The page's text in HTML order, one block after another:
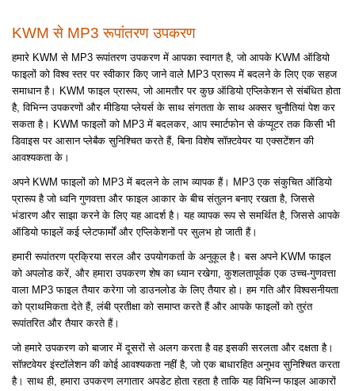
KWM से MP3 रूपांतरण उपकरण
हमारे KWM से MP3 रूपांतरण उपकरण में आपका स्वागत है, जो आपके KWM ऑडियो
फाइलों को विश्व स्तर पर स्वीकार किए जाने वाले MP3 प्रारूप में बदलने के लिए एक सहज
समाधान है। KWM फाइल प्रारूप, जो आमतौर पर कुछ ऑडियो एप्लिकेशन से संबंधित होता
है, विभिन्न उपकरणों और मीडिया प्लेयर्स के साथ संगतता के साथ अक्सर चुनौतियां पेश कर
सकता है। KWM फाइलों को MP3 में बदलकर, आप स्मार्टफोन से कंप्यूटर तक किसी भी
डिवाइस पर आसान प्लेबैक सुनिश्चित करते हैं, बिना विशेष सॉफ़्टवेयर या एक्सटेंशन की
आवश्यकता के।
अपने KWM फाइलों को MP3 में बदलने के लाभ व्यापक हैं। MP3 एक संकुचित ऑडियो
प्रारूप है जो ध्वनि गुणवत्ता और फाइल आकार के बीच संतुलन बनाए रखता है, जिससे
भंडारण और साझा करने के लिए यह आदर्श है। यह व्यापक रूप से समर्थित है, जिससे आपके
ऑडियो फाइलें कई प्लेटफार्मों और एप्लिकेशनों पर सुलभ हो जाती हैं।
हमारी रूपांतरण प्रक्रिया सरल और उपयोगकर्ता के अनुकूल है। बस अपने KWM फाइल
को अपलोड करें, और हमारा उपकरण शेष का ध्यान रखेगा, कुशलतापूर्वक एक उच्च-गुणवत्ता
वाला MP3 फाइल तैयार करेगा जो डाउनलोड के लिए तैयार हो। हम गति और विश्वसनीयता
को प्राथमिकता देते हैं, लंबी प्रतीक्षा को समाप्त करते हैं और आपके फाइलों को तुरंत
रूपांतरित और तैयार करते हैं।
जो हमारे उपकरण को बाजार में दूसरों से अलग करता है वह इसकी सरलता और दक्षता है।
सॉफ़्टवेयर इंस्टॉलेशन की कोई आवश्यकता नहीं है, जो एक बाधारहित अनुभव सुनिश्चित करता
है। साथ ही, हमारा उपकरण लगातार अपडेट होता रहता है ताकि यह विभिन्न फाइल आकारों